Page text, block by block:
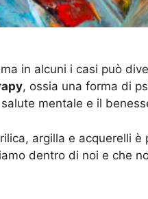
in alcuni i casi può
, ossia una forma di
mentale e il
argilla e acquerelli
dentro di noi e che